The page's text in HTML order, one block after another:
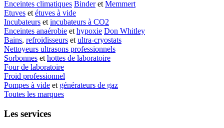
Enceintes climatiques Binderet Memmert
Etuves et étuves à vide
Incubateurs et incubateurs à CO2
Enceintes anaérobie et hypoxie Don Whitley
Bains, refroidisseurs et ultra-cryostats
Nettoyeurs ultrasons professionnels
Sorbonnes et hottes de laboratoire
Four de laboratoire
Froid professionnel
Pompes à vide et générateurs de gaz
Toutes les marques
Les services